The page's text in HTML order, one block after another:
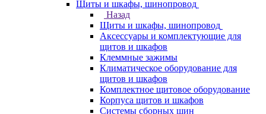
Щиты и шкафы, шинопровод
Назад
Щиты и шкафы, шинопровод
Аксессуары и комплектующие для
щитов и шкафов
Клеммные зажимы
Климатическое оборудование для
щитов и шкафов
Комплектное щитовое оборудование
Корпуса щитов и шкафов
Системы сборных шин